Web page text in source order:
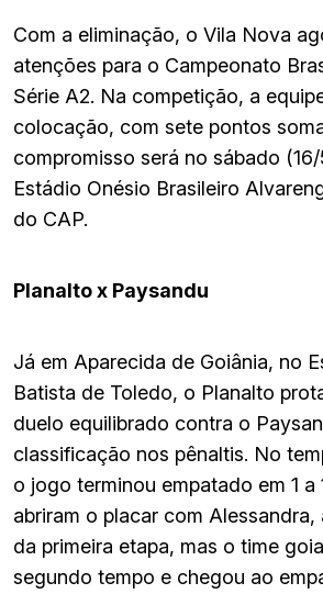
Com a eliminação, o Vila Nova
atenções para o Campeonato
Série A2. Na competição, a
colocação, com sete pontos
compromisso será no sábado
Estádio Onésio Brasileiro
do CAP.
Planalto x Paysandu
Já em Aparecida de Goiânia, no
Batista de Toledo, o Planalto
duelo equilibrado contra o
classificação nos pênaltis. No
o jogo terminou empatado em 1 a
abriram o placar com Alessandra,
da primeira etapa, mas o time
segundo tempo e chegou ao